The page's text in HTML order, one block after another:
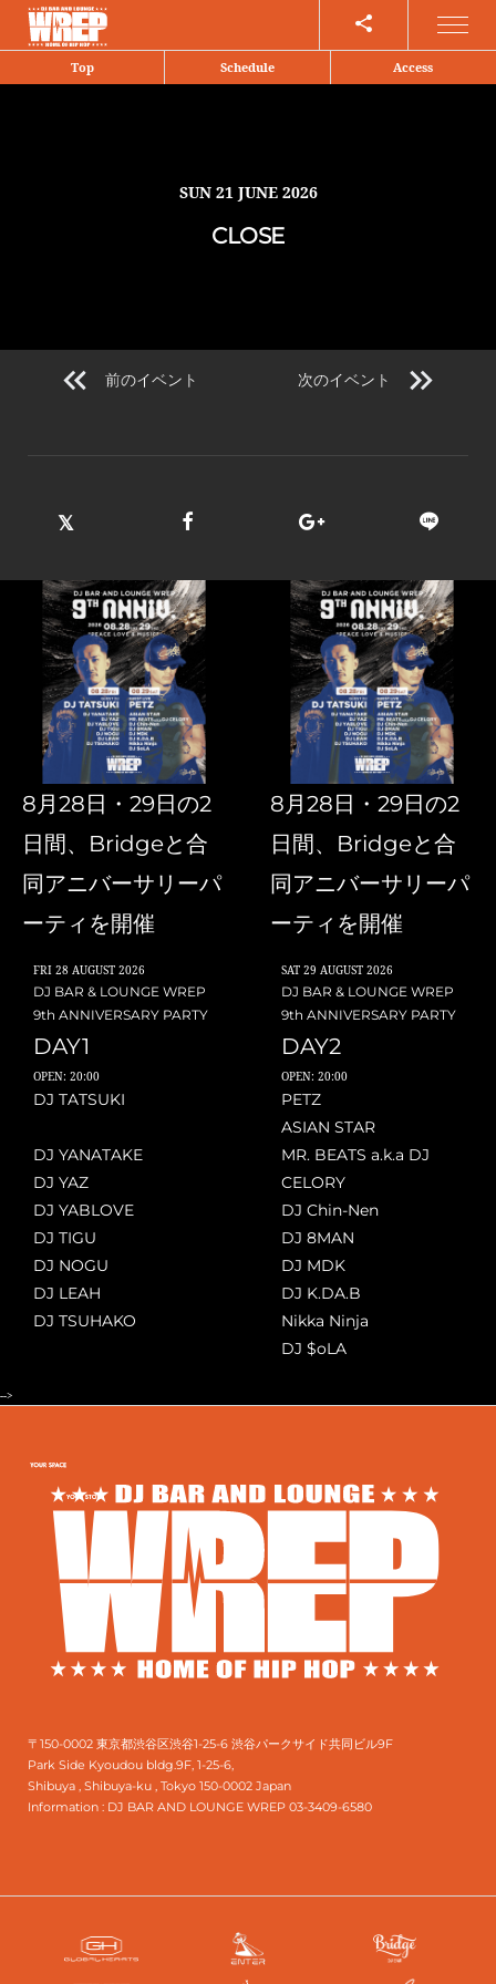
Top Schedule Access
Share
SUN 21 JUNE 2026
CLOSE
前のイベント 次のイベント
8月28日・29日の2
日間、Bridgeと合
同アニバーサリーパ
ーティを開催
FRI 28 AUGUST 2026
DJ BAR & LOUNGE WREP
9th ANNIVERSARY PARTY
DAY1
OPEN: 20:00
DJ TATSUKI
DJ YANATAKE
DJ YAZ
DJ YABLOVE
DJ TIGU
DJ NOGU
DJ LEAH
DJ TSUHAKO
8月28日・29日の2
日間、Bridgeと合
同アニバーサリーパ
ーティを開催
SAT 29 AUGUST 2026
DJ BAR & LOUNGE WREP
9th ANNIVERSARY PARTY
DAY2
OPEN: 20:00
PETZ
ASIAN STAR
MR. BEATS a.k.a DJ
CELORY
DJ Chin-Nen
DJ 8MAN
DJ MDK
DJ K.DA.B
Nikka Ninja
DJ $oLA
-->
〒150-0002 東京都渋谷区渋谷1-25-6 渋谷パークサイド共同ビル9F
Park Side Kyoudou bldg.9F, 1-25-6,
Shibuya , Shibuya-ku , Tokyo 150-0002 Japan
Information : DJ BAR AND LOUNGE WREP 03-3409-6580